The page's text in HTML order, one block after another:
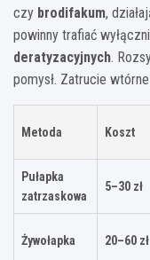
czy brodifakum,
powinny trafiać
deratyzacyjnych.
pomysł. Zatrucie
Metoda Koszt
Pułapka
zatrzaskowa
5–30 zł
Żywołapka 20–60 zł